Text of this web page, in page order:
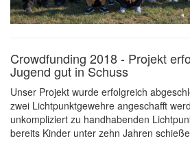
Crowdfunding 2018 - Projekt
Jugend gut in Schuss
Unser Projekt wurde erfolgreich
zwei Lichtpunktgewehre angeschafft
unkompliziert zu handhabenden
bereits Kinder unter zehn Jahren